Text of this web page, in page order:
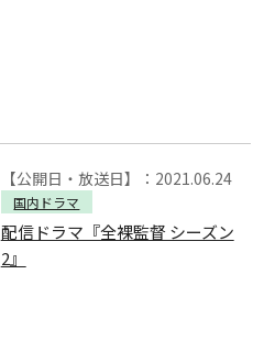
【公開日・放送日】：2021.06.24
国内ドラマ
配信ドラマ『全裸監督 シーズン
2』